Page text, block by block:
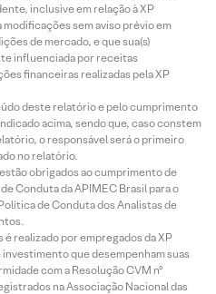
inclusive em relação à XP
sem aviso prévio em
de mercado, e que sua(s)
influenciada por receitas
financeiras realizadas pela XP
deste relatório e pelo cumprimento
acima, sendo que, caso constem
o responsável será o primeiro
no relatório.
obrigados ao cumprimento de
Conduta da APIMEC Brasil para o
de Conduta dos Analistas de
realizado por empregados da XP
que desempenham suas
com a Resolução CVM nº
na Associação Nacional das